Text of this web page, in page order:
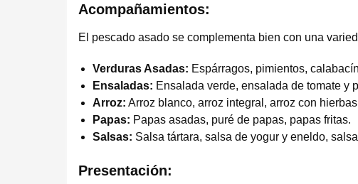
Acompañamientos:
El pescado asado se complementa bien con una
Verduras Asadas: Espárragos, pimientos,
Ensaladas: Ensalada verde, ensalada de tomate y
Arroz: Arroz blanco, arroz integral, arroz con
Papas: Papas asadas, puré de papas, papas fritas.
Salsas: Salsa tártara, salsa de yogur y eneldo,
Presentación: